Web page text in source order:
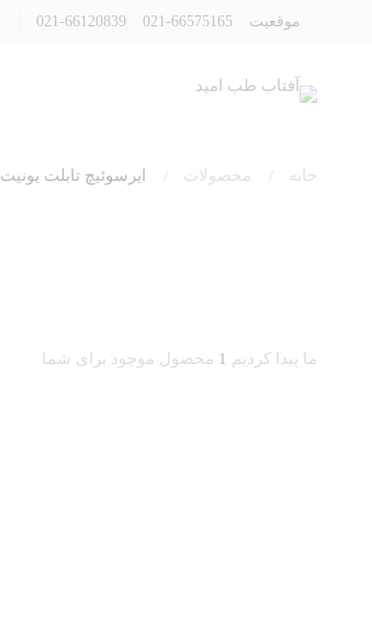
موقعیت 021-66575165
021-66120839
خانه محصولات ایرسوئیچ تابلت یونیت
ما پیدا کردیم 1 محصول موجود برای شما